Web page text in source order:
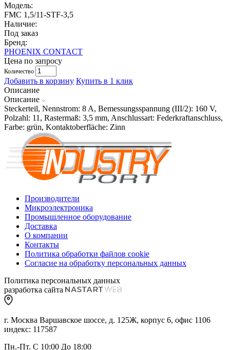
Модель:
FMC 1,5/11-STF-3,5
Наличие:
Под заказ
Бренд:
PHOENIX CONTACT
Цена по запросу
Количество
Добавить в корзину Купить в 1 клик
Описание
Описание
Steckerteil, Nennstrom: 8 A, Bemessungsspannung (III/2): 160 V,
Polzahl: 11, Rastermaß: 3,5 mm, Anschlussart: Federkraftanschluss,
Farbe: grün, Kontaktoberfläche: Zinn
Производители
Микроэлектроника
Промышленное оборудование
Доставка
О компании
Контакты
Политика обработки файлов cookie
Согласие на обработку персональных данных
Политика персональных данных
разработка сайта
г. Москва Варшавское шоссе, д. 125Ж, корпус 6, офис 1106
индекс: 117587
Пн.-Пт. С 10:00 До 18:00